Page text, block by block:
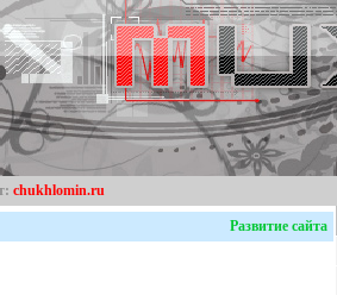
chukhlomin.ru
Развитие сайта